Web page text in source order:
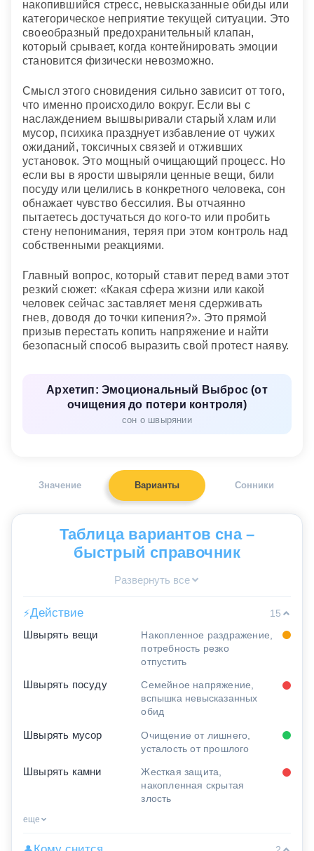
накопившийся стресс, невысказанные обиды или
категорическое неприятие текущей ситуации. Это
своеобразный предохранительный клапан,
который срывает, когда контейнировать эмоции
становится физически невозможно.
Смысл этого сновидения сильно зависит от того,
что именно происходило вокруг. Если вы с
наслаждением вышвыривали старый хлам или
мусор, психика празднует избавление от чужих
ожиданий, токсичных связей и отживших
установок. Это мощный очищающий процесс. Но
если вы в ярости швыряли ценные вещи, били
посуду или целились в конкретного человека, сон
обнажает чувство бессилия. Вы отчаянно
пытаетесь достучаться до кого-то или пробить
стену непонимания, теряя при этом контроль над
собственными реакциями.
Главный вопрос, который ставит перед вами этот
резкий сюжет: «Какая сфера жизни или какой
человек сейчас заставляет меня сдерживать
гнев, доводя до точки кипения?». Это прямой
призыв перестать копить напряжение и найти
безопасный способ выразить свой протест наяву.
Архетип: Эмоциональный Выброс (от
очищения до потери контроля)
сон о швырянии
Значение Варианты Сонники
Таблица вариантов сна –
быстрый справочник
Развернуть все
⚡Действие
15
Швырять вещи
Накопленное раздражение,
потребность резко
отпустить
Швырять посуду
Семейное напряжение,
вспышка невысказанных
обид
Швырять мусор
Очищение от лишнего,
усталость от прошлого
Швырять камни
Жесткая защита,
накопленная скрытая
злость
еще